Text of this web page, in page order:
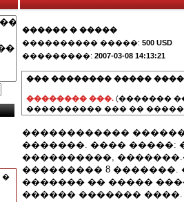
�
������ � �����
���������� �����: 500 USD
���������: 2007-03-08 14:13:21
��� �������� �����
�������� ���. (�������
���������� ��� ��
������������
�������. ���� �����:
����������,
��������� 8
������� �� �����
������ �������